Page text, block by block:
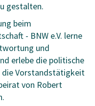
gestalten.
beim
- BNW e.V. lerne
und
erlebe die politische
die Vorstandstätigkeit
von Robert